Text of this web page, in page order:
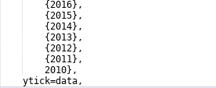
{2016} ,
{2015} ,
{2014} ,
{2013} ,
{2012} ,
{2011} ,
    2010
} ,
    ytick=data,